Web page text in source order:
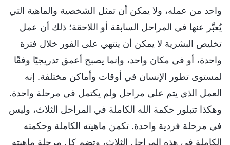
واحد من عمله، ولا يمكن أن تمثل الشخصية والماهية التي
يُعبَّر عنها في المراحل السابقة أو اللاحقة؛ ذلك أن عمل
تخليص البشرية لا يمكن أن ينتهي على الفور خلال فترة
واحدة، أو في مكان واحد، وإنما يصبح أعمق تدريجيًا وفقًا
لمستوى تطور الإنسان في أوقات وأماكن مختلفة. إنه
العمل الذي يتم على مراحل ولم يكتمل في مرحلة واحدة.
وهكذا تتبلور حكمة الله الكاملة في المراحل الثلاث، وليس
في مرحلة فردية واحدة. تكمن ماهيته الكاملة وحكمته
الكاملة في هذه المراحل الثلاث، وتضم كل مرحلة ماهيته